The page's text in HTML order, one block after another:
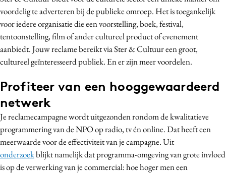
Media
Merkstrategie
PR
Programmatic
Reputatie & crisis
voordelig te adverteren bij de publieke omroep. Het is toegankelijk
voor iedere organisatie die een voorstelling, boek, festival,
tentoonstelling, film of ander cultureel product of evenement
aanbiedt. Jouw reclame bereikt via Ster & Cultuur een groot,
cultureel geïnteresseerd publiek. En er zijn meer voordelen.
Profiteer van een hooggewaardeerd
netwerk
Je reclamecampagne wordt uitgezonden rondom de kwalitatieve
programmering van de NPO op radio, tv én online. Dat heeft een
meerwaarde voor de effectiviteit van je campagne. Uit
onderzoekblijkt namelijk dat programma-omgeving van grote invloed
is op de verwerking van je commercial: hoe hoger men een